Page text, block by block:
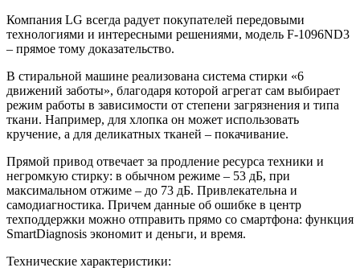
Компания LG всегда радует покупателей передовыми
технологиями и интересными решениями, модель F-1096ND3
– прямое тому доказательство.
В стиральной машине реализована система стирки «6
движений заботы», благодаря которой агрегат сам выбирает
режим работы в зависимости от степени загрязнения и типа
ткани. Например, для хлопка он может использовать
кручение, а для деликатных тканей – покачивание.
Прямой привод отвечает за продление ресурса техники и
негромкую стирку: в обычном режиме – 53 дБ, при
максимальном отжиме – до 73 дБ. Привлекательна и
самодиагностика. Причем данные об ошибке в центр
техподдержки можно отправить прямо со смартфона: функция
SmartDiagnosis экономит и деньги, и время.
Технические характеристики: